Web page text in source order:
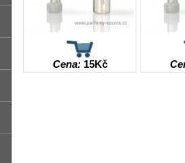
Cena: 15Kč